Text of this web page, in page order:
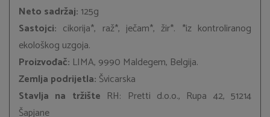
Neto sadržaj:125g
Sastojci: cikorija*, raž*, ječam*, žir*. *iz kontroliranog
ekološkog uzgoja.
Proizvođač: LIMA, 9990 Maldegem, Belgija.
Zemlja podrijetla: Švicarska
Stavlja na tržište RH: Pretti d.o.o., Rupa 42, 51214
Šapjane